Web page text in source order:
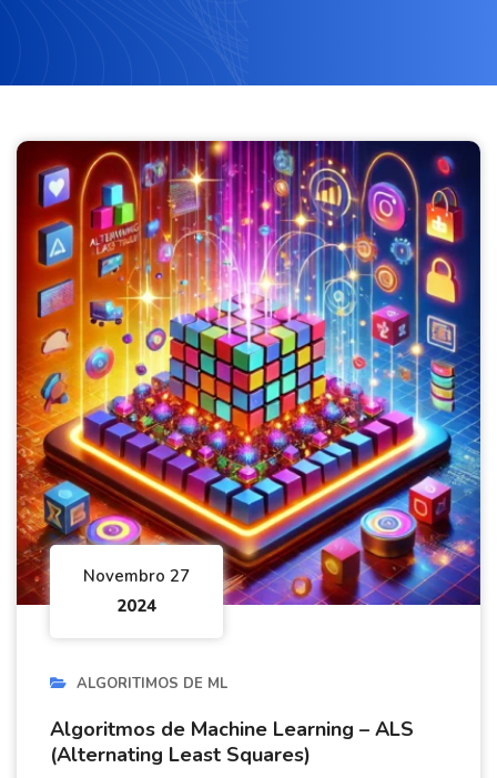
Novembro 27
2024
ALGORITIMOS DE ML
Algoritmos de Machine Learning – ALS
(Alternating Least Squares)